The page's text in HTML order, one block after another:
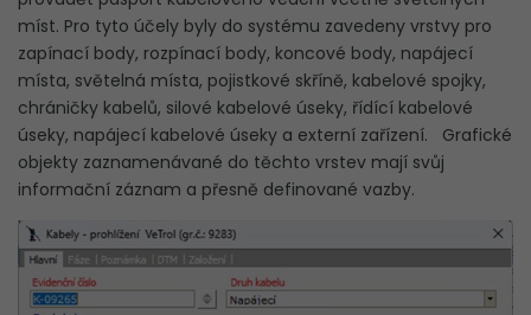
míst. Pro tyto účely byly do systému zavedeny vrstvy pro
zapínací body, rozpínací body, koncové body, napájecí
místa, světelná místa, pojistkové skříně, kabelové spojky,
chráničky kabelů, silové kabelové úseky, řídící kabelové
úseky, napájecí kabelové úseky a externí zařízení. Grafické
objekty zaznamenávané do těchto vrstev mají svůj
informační záznam a přesně definované vazby.